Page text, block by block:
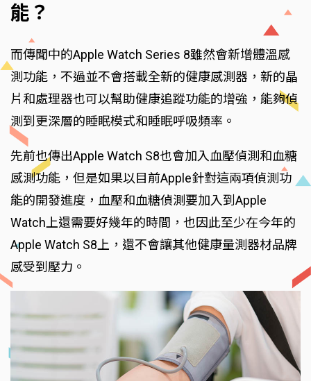
能？
而傳聞中的Apple Watch Series 8雖然會新增體溫感
測功能，不過並不會搭載全新的健康感測器，新的晶
片和處理器也可以幫助健康追蹤功能的增強，能夠偵
測到更深層的睡眠模式和睡眠呼吸頻率。
先前也傳出Apple Watch S8也會加入血壓偵測和血糖
感測功能，但是如果以目前Apple針對這兩項偵測功
能的開發進度，血壓和血糖偵測要加入到Apple
Watch上還需要好幾年的時間，也因此至少在今年的
Apple Watch S8上，還不會讓其他健康量測器材品牌
感受到壓力。